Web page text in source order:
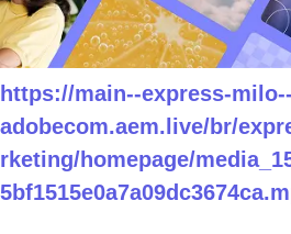
https://main--express-milo--
adobecom.aem.live/br/
rketing/homepage/